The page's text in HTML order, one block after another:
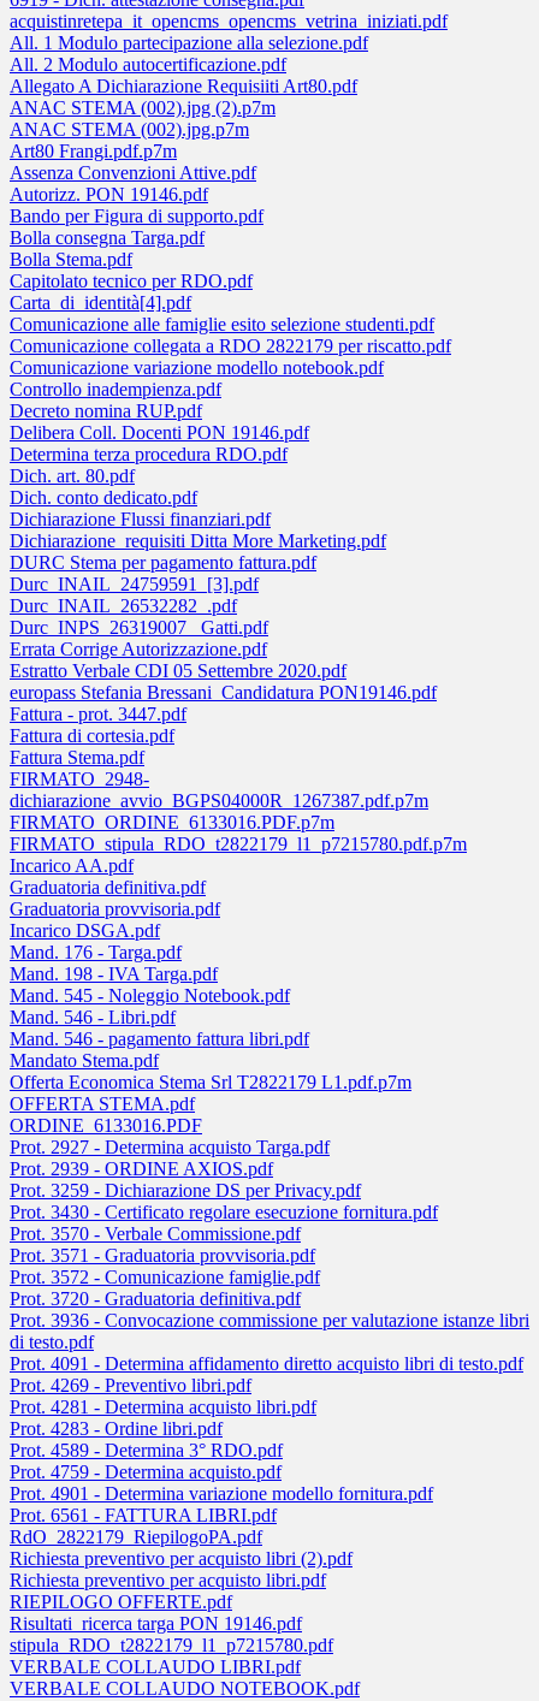
acquistinretepa_it_opencms_opencms_vetrina_iniziati.pdf
All. 1 Modulo partecipazione alla selezione.pdf
All. 2 Modulo autocertificazione.pdf
Allegato A Dichiarazione Requisiiti Art80.pdf
ANAC STEMA (002).jpg (2).p7m
ANAC STEMA (002).jpg.p7m
Art80 Frangi.pdf.p7m
Assenza Convenzioni Attive.pdf
Autorizz. PON 19146.pdf
Bando per Figura di supporto.pdf
Bolla consegna Targa.pdf
Bolla Stema.pdf
Capitolato tecnico per RDO.pdf
Carta_di_identità[4].pdf
Comunicazione alle famiglie esito selezione studenti.pdf
Comunicazione collegata a RDO 2822179 per riscatto.pdf
Comunicazione variazione modello notebook.pdf
Controllo inadempienza.pdf
Decreto nomina RUP.pdf
Delibera Coll. Docenti PON 19146.pdf
Determina terza procedura RDO.pdf
Dich. art. 80.pdf
Dich. conto dedicato.pdf
Dichiarazione Flussi finanziari.pdf
Dichiarazione_requisiti Ditta More Marketing.pdf
DURC Stema per pagamento fattura.pdf
Durc_INAIL_24759591_[3].pdf
Durc_INAIL_26532282_.pdf
Durc_INPS_26319007_ Gatti.pdf
Errata Corrige Autorizzazione.pdf
Estratto Verbale CDI 05 Settembre 2020.pdf
europass Stefania Bressani_Candidatura PON19146.pdf
Fattura - prot. 3447.pdf
Fattura di cortesia.pdf
Fattura Stema.pdf
FIRMATO_2948-
dichiarazione_avvio_BGPS04000R_1267387.pdf.p7m
FIRMATO_ORDINE_6133016.PDF.p7m
FIRMATO_stipula_RDO_t2822179_l1_p7215780.pdf.p7m
Incarico AA.pdf
Graduatoria definitiva.pdf
Graduatoria provvisoria.pdf
Incarico DSGA.pdf
Mand. 176 - Targa.pdf
Mand. 198 - IVA Targa.pdf
Mand. 545 - Noleggio Notebook.pdf
Mand. 546 - Libri.pdf
Mand. 546 - pagamento fattura libri.pdf
Mandato Stema.pdf
Offerta Economica Stema Srl T2822179 L1.pdf.p7m
OFFERTA STEMA.pdf
ORDINE_6133016.PDF
Prot. 2927 - Determina acquisto Targa.pdf
Prot. 2939 - ORDINE AXIOS.pdf
Prot. 3259 - Dichiarazione DS per Privacy.pdf
Prot. 3430 - Certificato regolare esecuzione fornitura.pdf
Prot. 3570 - Verbale Commissione.pdf
Prot. 3571 - Graduatoria provvisoria.pdf
Prot. 3572 - Comunicazione famiglie.pdf
Prot. 3720 - Graduatoria definitiva.pdf
Prot. 3936 - Convocazione commissione per valutazione istanze libri
di testo.pdf
Prot. 4091 - Determina affidamento diretto acquisto libri di testo.pdf
Prot. 4269 - Preventivo libri.pdf
Prot. 4281 - Determina acquisto libri.pdf
Prot. 4283 - Ordine libri.pdf
Prot. 4589 - Determina 3° RDO.pdf
Prot. 4759 - Determina acquisto.pdf
Prot. 4901 - Determina variazione modello fornitura.pdf
Prot. 6561 - FATTURA LIBRI.pdf
RdO_2822179_RiepilogoPA.pdf
Richiesta preventivo per acquisto libri (2).pdf
Richiesta preventivo per acquisto libri.pdf
RIEPILOGO OFFERTE.pdf
Risultati_ricerca targa PON 19146.pdf
stipula_RDO_t2822179_l1_p7215780.pdf
VERBALE COLLAUDO LIBRI.pdf
VERBALE COLLAUDO NOTEBOOK.pdf